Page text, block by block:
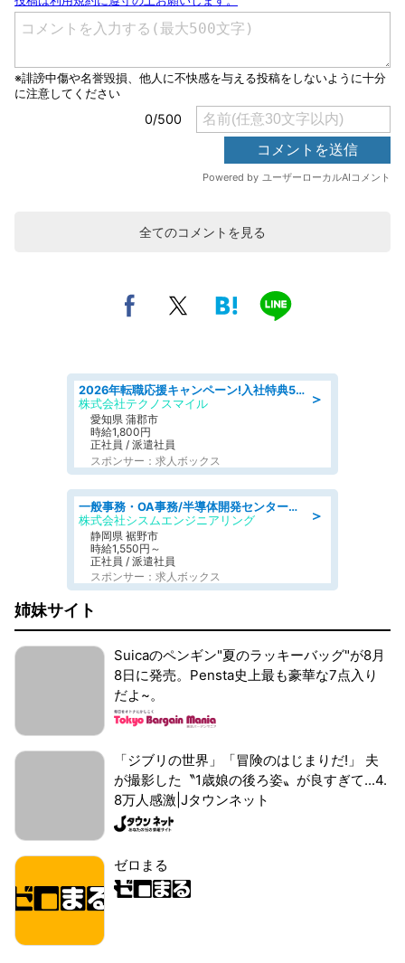
全てのコメントを見る
＞
2026年転職応援キャンペーン!入社特典58万円/デンソーで働こう!自動車工場で小型部品の検査業務 denso aichi
株式会社テクノスマイル
愛知県 蒲郡市
時給1,800円
正社員 / 派遣社員
スポンサー：求人ボックス
＞
一般事務・OA事務/半導体開発センター内で事務&軽作業スタッフ、募集
株式会社シスムエンジニアリング
静岡県 裾野市
時給1,550円～
正社員 / 派遣社員
スポンサー：求人ボックス
姉妹サイト
Suicaのペンギン"夏のラッキーバッグ"が8月
8日に発売。Pensta史上最も豪華な7点入り
だよ~。
「ジブリの世界」「冒険のはじまりだ!」 夫
が撮影した〝1歳娘の後ろ姿〟が良すぎて...4.
8万人感激|Jタウンネット
ゼロまる